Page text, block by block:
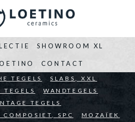
PARTICULIEREN
TEGELS
SLABS, XXL
TEGELS
WANDTEGELS
TEGELS
COMPOSIET, SPC
MOZAÏEK
SHOWROOM XL
CONTACT